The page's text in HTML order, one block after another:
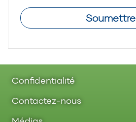
Soumettre
Confidentialité
Contactez-nous